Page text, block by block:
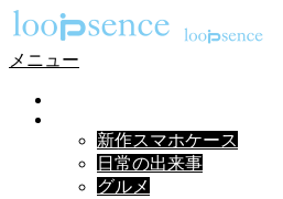
メニュー
新作スマホケース
日常の出来事
グルメ